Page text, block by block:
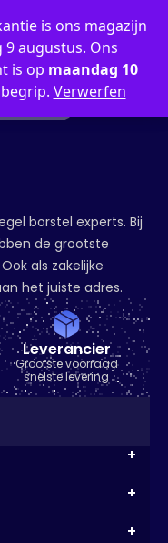
is ons magazijn
augustus. Ons
is op maandag 10
Verwerfen
borstel experts. Bij
de grootste
als zakelijke
het juiste adres.
Leverancier
Grootste voorraad
snelste levering
+
+
+